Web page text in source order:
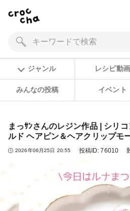
ジャンル レシピ動画
みんなの投稿 イベント
まっｻﾝさんのレジン作品 | シリ
ルド ヘアピン＆ヘアクリップモ
2026年06月25日 20:55 投稿ID:76010